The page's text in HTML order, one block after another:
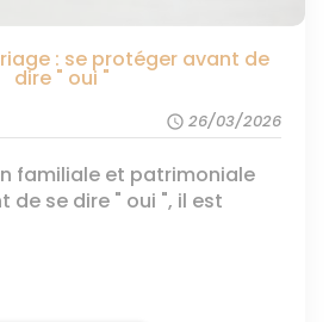
: se protéger avant de
dire " oui "
schedule 26/03/2026
familiale et patrimoniale
de se dire " oui ", il est